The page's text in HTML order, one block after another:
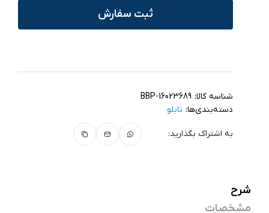
ثبت سفارش
شناسه کالا: BBP-16023689
دسته‌بندی‌ها: تابلو
به اشتراک بگذارید:
شرح
مشخصات